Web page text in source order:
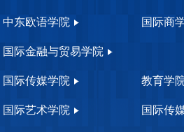
中东欧语学院 国际商
国际金融与贸易学院
国际传媒学院 教育学
国际艺术学院 国际传